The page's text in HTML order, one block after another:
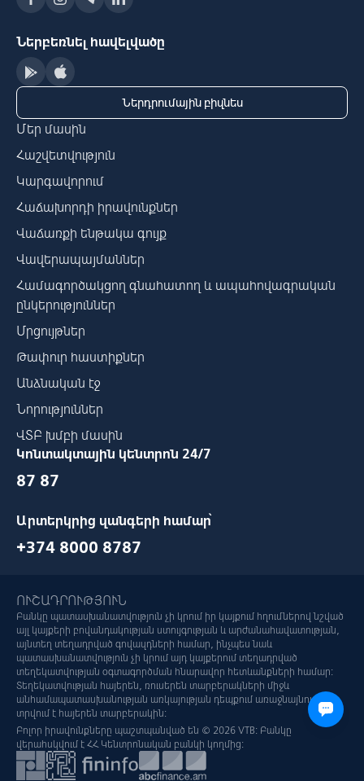
Ներբեռնել հավելվածը
Ներդրումային բիզնես
Մեր մասին
Հաշվետվություն
Կարգավորում
Հաճախորդի իրավունքներ
Վաճառքի ենթակա գույք
Վավերապայմաններ
Համագործակցող գնահատող և ապահովագրական
ընկերություններ
Մրցույթներ
Թափուր հաստիքներ
Անձնական էջ
Նորություններ
ՎՏԲ խմբի մասին
Կոնտակտային կենտրոն 24/7
87 87
Արտերկրից զանգերի համար՝
+374 8000 8787
ՈՒՇԱԴՐՈՒԹՅՈՒՆ
Բանկը պատասխանատվություն չի կրում իր կայքում հղումներով նշված
այլ կայքերի բովանդակության ստույգության և արժանահավատության,
այնտեղ տեղադրված գովազդների համար, ինչպես նաև
պատասխանատվություն չի կրում այդ կայքերում տեղադրված
տեղեկատվության օգտագործման հնարավոր հետևանքների համար:
Տեղեկատվության հայերեն, ռուսերեն տարբերակների միջև
անհամապատասխանության առկայության դեպքում առաջնայնությունը
տրվում է հայերեն տարբերակին:
Բոլոր իրավունքները պաշտպանված են © 2026 VTB: Բանկը
վերահսկվում է ՀՀ Կենտրոնական բանկի կողմից: